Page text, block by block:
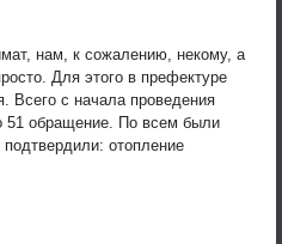
нам, к сожалению, некому, а
Для этого в префектуре
Всего с начала проведения
51 обращение. По всем были
отопление